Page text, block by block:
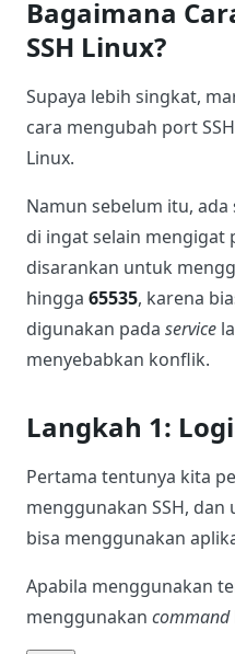
Bagaimana
SSH Linux?
Supaya lebih singkat,
cara mengubah port
Linux.
Namun sebelum itu,
di ingat selain mengigat
disarankan untuk
hingga 65535, karena
digunakan pada service
menyebabkan konflik.
Langkah 1:
Pertama tentunya kita
menggunakan SSH,
bisa menggunakan
Apabila menggunakan
menggunakan command